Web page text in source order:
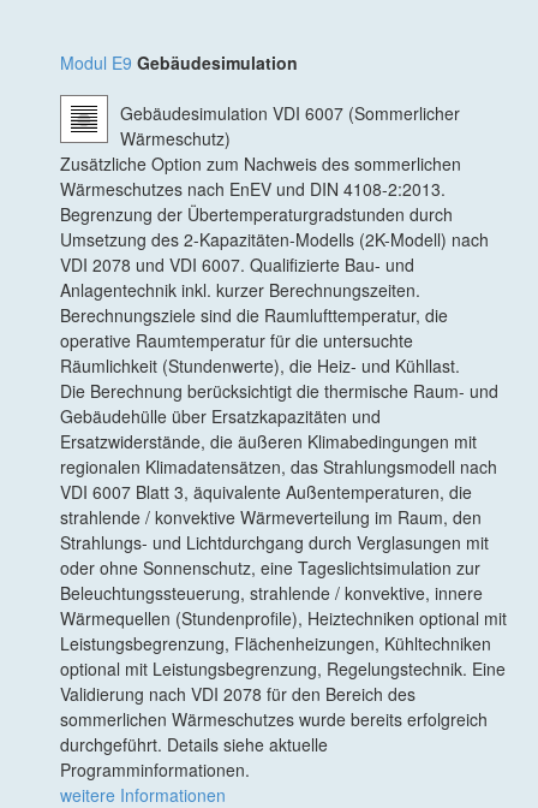
Modul E9 Gebäudesimulation
Gebäudesimulation VDI 6007 (Sommerlicher
Wärmeschutz)
Zusätzliche Option zum Nachweis des sommerlichen
Wärmeschutzes nach EnEV und DIN 4108-2:2013.
Begrenzung der Übertemperaturgradstunden durch
Umsetzung des 2-Kapazitäten-Modells (2K-Modell) nach
VDI 2078 und VDI 6007. Qualifizierte Bau- und
Anlagentechnik inkl. kurzer Berechnungszeiten.
Berechnungsziele sind die Raumlufttemperatur, die
operative Raumtemperatur für die untersuchte
Räumlichkeit (Stundenwerte), die Heiz- und Kühllast.
Die Berechnung berücksichtigt die thermische Raum- und
Gebäudehülle über Ersatzkapazitäten und
Ersatzwiderstände, die äußeren Klimabedingungen mit
regionalen Klimadatensätzen, das Strahlungsmodell nach
VDI 6007 Blatt 3, äquivalente Außentemperaturen, die
strahlende / konvektive Wärmeverteilung im Raum, den
Strahlungs- und Lichtdurchgang durch Verglasungen mit
oder ohne Sonnenschutz, eine Tageslichtsimulation zur
Beleuchtungssteuerung, strahlende / konvektive, innere
Wärmequellen (Stundenprofile), Heiztechniken optional mit
Leistungsbegrenzung, Flächenheizungen, Kühltechniken
optional mit Leistungsbegrenzung, Regelungstechnik. Eine
Validierung nach VDI 2078 für den Bereich des
sommerlichen Wärmeschutzes wurde bereits erfolgreich
durchgeführt. Details siehe aktuelle
Programminformationen.
weitere Informationen